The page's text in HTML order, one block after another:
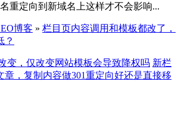
重定向到新域名上这样才不会影响...
博客 » 栏目页内容调用和模板都改了，
？
变，仅改变网站模板会导致降权吗 新栏
章，复制内容做301重定向好还是直接移